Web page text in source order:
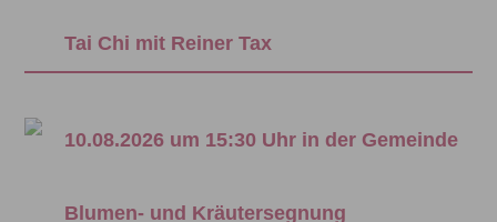
Tai Chi mit Reiner Tax
10.08.2026 um 15:30 Uhr in der Gemeinde
Blumen- und Kräutersegnung